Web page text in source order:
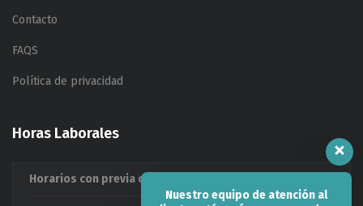
Nuestro equipo de atención al
Contacto
FAQS
Política de privacidad
Horas Laborales
Horarios con previa cita